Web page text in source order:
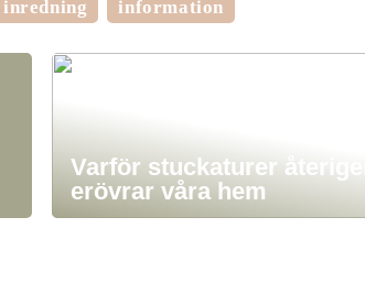
inredning information
Varför stuckaturer återigen
erövrar våra hem